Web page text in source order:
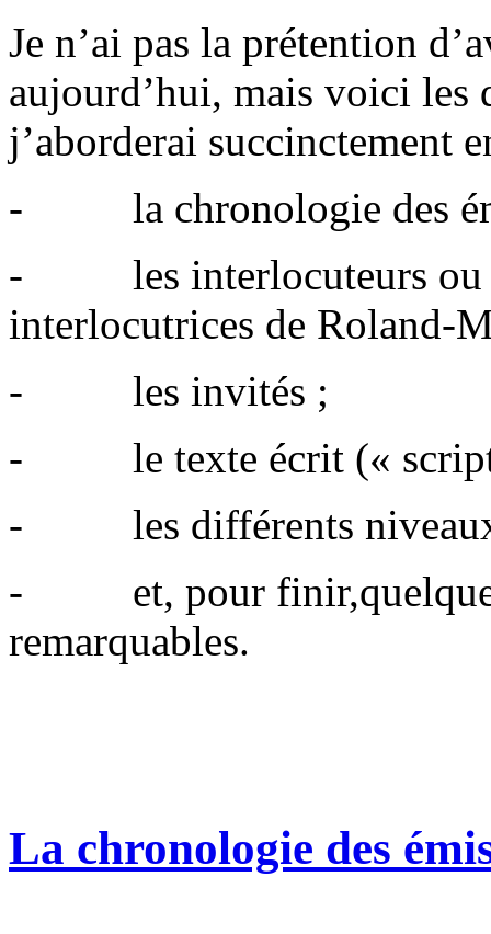
Je n’ai pas la prétention
aujourd’hui, mais voici les
j’aborderai succinctement
- la chronologie des
- les interlocuteurs ou
interlocutrices de Roland-
- les
- le texte écrit («
- les différents niveaux
- et, pour finir,quelques
remarquables.
La chronologie des